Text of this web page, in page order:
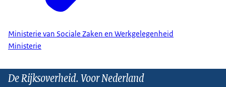
Ministerie van Sociale Zaken en Werkgelegenheid
Ministerie
De Rijksoverheid. Voor Nederland